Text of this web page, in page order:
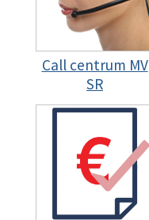
Call centrum MV
SR